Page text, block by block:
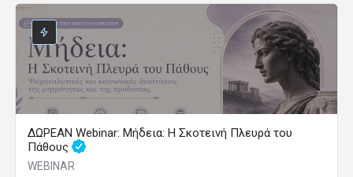
ΔΩΡΕΑΝ Webinar: Μήδεια: Η Σκοτεινή Πλευρά του
Πάθους
WEBINAR